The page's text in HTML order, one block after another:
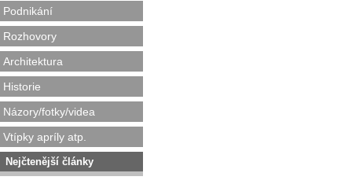
Podnikání
Rozhovory
Architektura
Historie
Názory/fotky/videa
Vtípky apríly atp.
Nejčtenější články